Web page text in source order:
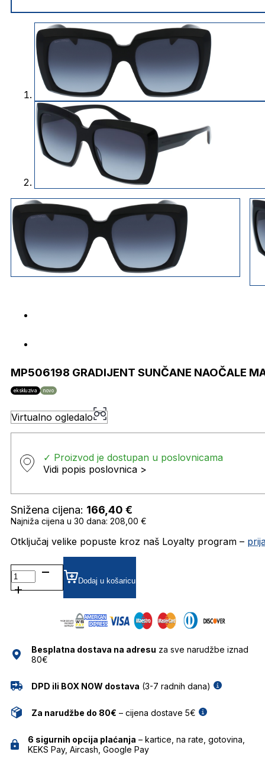
MP506198 GRADIJENT SUNČANE NAOČALE
ekskluziva novo
Virtualno ogledalo
✓ Proizvod je dostupan u poslovnicama
Vidi popis poslovnica >
Snižena cijena: 166,40 €
Najniža cijena u 30 dana: 208,00 €
Otključaj velike popuste kroz naš Loyalty program –
MP506198
GRADIJENT SUNČANE
NAOČALE
Dodaj u košaricu
Besplatna dostava na adresu za sve narudžbe iznad
80€
DPD ili BOX NOW dostava (3-7 radnih dana)
Za narudžbe do 80€ – cijena dostave 5€
6 sigurnih opcija plaćanja – kartice, na rate, gotovina,
KEKS Pay, Aircash, Google Pay